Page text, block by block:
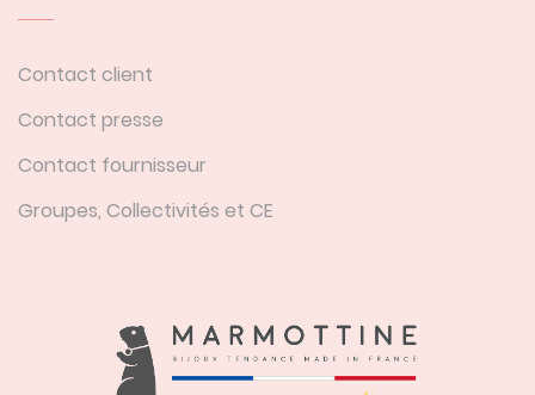
Contact client
Contact presse
Contact fournisseur
Groupes, Collectivités et CE